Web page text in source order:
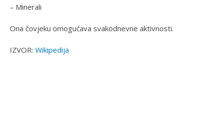
– Minerali
Ona čovjeku omogućava svakodnevne aktivnosti.
IZVOR: Wikipedija